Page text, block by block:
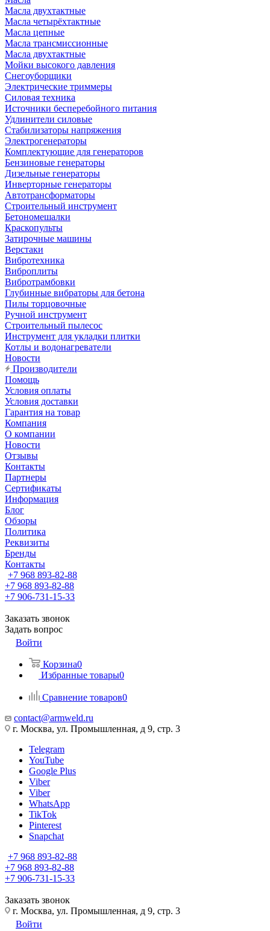
Масла двухтактные
Масла четырёхтактные
Масла цепные
Масла трансмиссионные
Масла двухтактные
Мойки высокого давления
Снегоуборщики
Электрические триммеры
Силовая техника
Источники бесперебойного питания
Удлинители силовые
Стабилизаторы напряжения
Электрогенераторы
Комплектующие для генераторов
Бензиновые генераторы
Дизельные генераторы
Инверторные генераторы
Автотрансформаторы
Строительный инструмент
Бетономешалки
Краскопульты
Затирочные машины
Верстаки
Вибротехника
Виброплиты
Вибротрамбовки
Глубинные вибраторы для бетона
Пилы торцовочные
Ручной инструмент
Строительный пылесос
Инструмент для укладки плитки
Котлы и водонагреватели
Новости
Производители
Помощь
Условия оплаты
Условия доставки
Гарантия на товар
Компания
О компании
Новости
Отзывы
Контакты
Партнеры
Сертификаты
Информация
Блог
Обзоры
Политика
Реквизиты
Бренды
Контакты
+7 968 893-82-88
+7 968 893-82-88
+7 906-731-15-33
Заказать звонок
Задать вопрос
Войти
Корзина0
Избранные товары0
Сравнение товаров0
contact@armweld.ru
г. Москва, ул. Промышленная, д 9, стр. 3
Telegram
YouTube
Google Plus
Viber
Viber
WhatsApp
TikTok
Pinterest
Snapchat
+7 968 893-82-88
+7 968 893-82-88
+7 906-731-15-33
Заказать звонок
г. Москва, ул. Промышленная, д 9, стр. 3
Войти